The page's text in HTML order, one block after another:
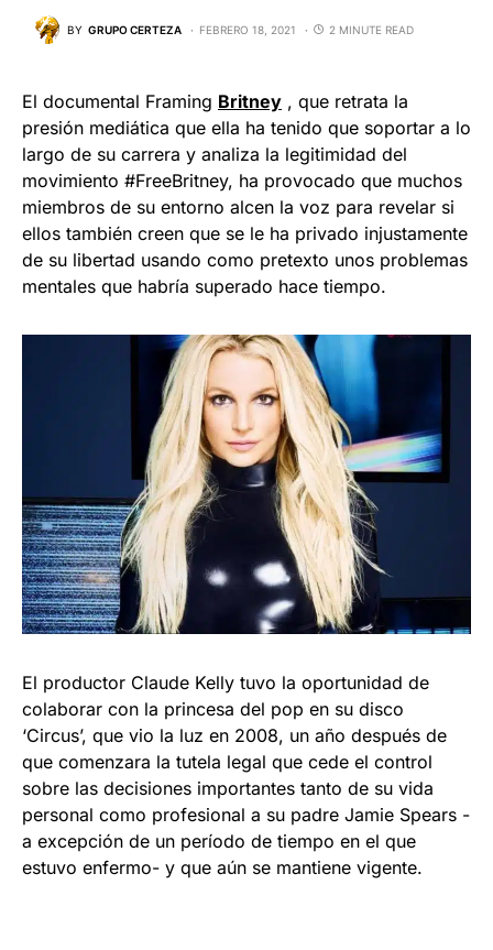
BY GRUPO CERTEZA FEBRERO 18, 2021 2 MINUTE READ
El documental Framing Britney , que retrata la
presión mediática que ella ha tenido que soportar a lo
largo de su carrera y analiza la legitimidad del
movimiento #FreeBritney, ha provocado que muchos
miembros de su entorno alcen la voz para revelar si
ellos también creen que se le ha privado injustamente
de su libertad usando como pretexto unos problemas
mentales que habría superado hace tiempo.
El productor Claude Kelly tuvo la oportunidad de
colaborar con la princesa del pop en su disco
‘Circus’, que vio la luz en 2008, un año después de
que comenzara la tutela legal que cede el control
sobre las decisiones importantes tanto de su vida
personal como profesional a su padre Jamie Spears -
a excepción de un período de tiempo en el que
estuvo enfermo- y que aún se mantiene vigente.